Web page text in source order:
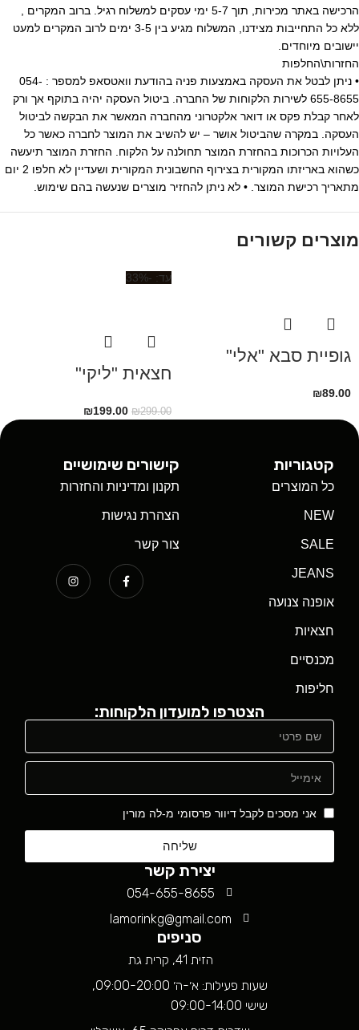
הרכישה באתר מכירות, תוך 5-7 ימי עסקים למשלוח רגיל. ברוב המקרים ,
ללא כל התחייבות מצידנו, המשלוח מגיע בין 3-5 ימים לרוב המקרים למעט
יישובים מיוחדים.
החזרות\החלפות
• ניתן לבטל את העסקה באמצעות פניה בהודעת וואטסאפ למספר : 054-
655-8655 לשירות הלקוחות של החברה. ביטול העסקה יהיה בתוקף אך ורק
לאחר קבלת פקס או דואר אלקטרוני מהחברה המאשר את הבקשה לביטול
העסקה. במקרה שהביטול אושר – יש להשיב את המוצר לחברה כאשר כל
העלויות הכרוכות בהחזרת המוצר תחולנה על הלקוח. החזרת המוצר תיעשה
כשהוא באריזתו המקורית בצירוף החשבונית המקורית ושעדיין לא חלפו 2 יום
מתאריך רכישת המוצר. • לא ניתן להחזיר מוצרים שנעשה בהם שימוש.
מוצרים קשורים
גופיית סבא "אלי"
₪89.00
-33%
חצאית "ליקי"
₪299.00
₪199.00
קטגוריות
כל המוצרים
NEW
SALE
JEANS
אופנה צנועה
חצאיות
מכנסיים
חליפות
קישורים שימושיים
תקנון ומדיניות והחזרות
הצהרת נגישות
צור קשר
הצטרפו למועדון הלקוחות:
אני מסכים לקבל דיוור פרסומי מ-לה מורין
שליחה
יצירת קשר
054-655-8655
lamorinkg@gmail.com
סניפים
הזית 41, קרית גת
שעות פעילות: א׳-ה׳ 09:00-20:00,
שישי 09:00-14:00